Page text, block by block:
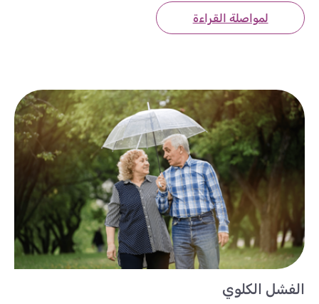
لمواصلة القراءة
الفشل الكلوي